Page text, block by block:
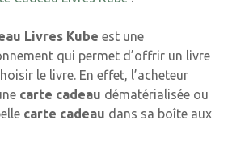
Livres Kube est une
qui permet d’offrir un livre
le livre. En effet, l’acheteur
carte cadeau dématérialisée ou
carte cadeau dans sa boîte aux